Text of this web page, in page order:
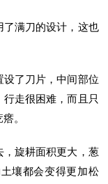
了满刀的设计，这也
设了刀片，中间部位
走很困难，而且只
。
，旋耕面积更大，葱
壤都会变得更加松